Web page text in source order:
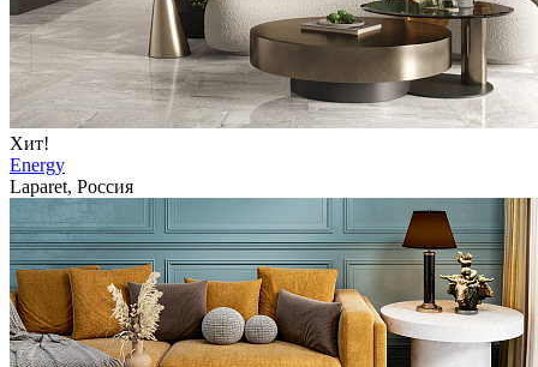
Хит!
Energy
Laparet, Россия